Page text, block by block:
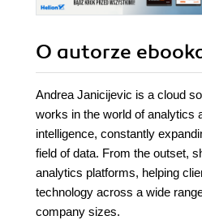
O autorze
Andrea Janicijevic is a cloud
works in the world of analytics
intelligence, constantly
field of data. From the outset,
analytics platforms, helping
technology across a wide
company sizes.